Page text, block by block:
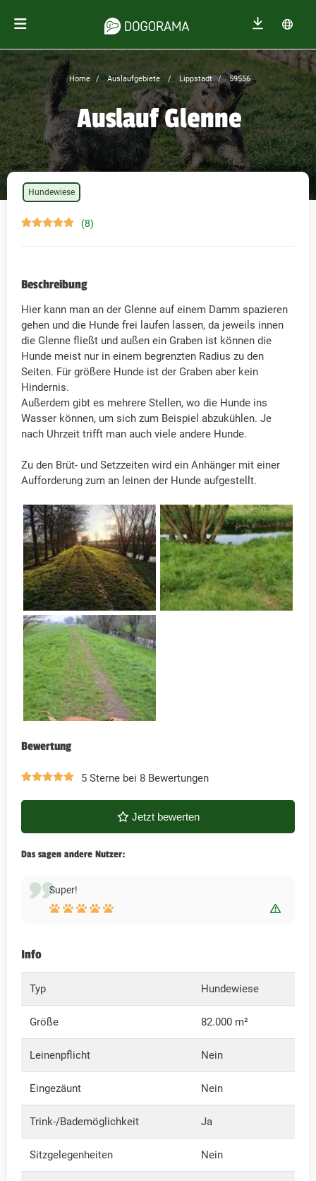
Home Auslaufgebiete Lippstadt 59556
Auslauf Glenne
(8)
Hundewiese
Beschreibung
Hier kann man an der Glenne auf einem Damm spazieren
gehen und die Hunde frei laufen lassen, da jeweils innen
die Glenne fließt und außen ein Graben ist können die
Hunde meist nur in einem begrenzten Radius zu den
Seiten. Für größere Hunde ist der Graben aber kein
Hindernis.
Außerdem gibt es mehrere Stellen, wo die Hunde ins
Wasser können, um sich zum Beispiel abzukühlen. Je
nach Uhrzeit trifft man auch viele andere Hunde.
Zu den Brüt- und Setzzeiten wird ein Anhänger mit einer
Aufforderung zum an leinen der Hunde aufgestellt.
Bewertung
5 Sterne bei 8 Bewertungen
Jetzt bewerten
Das sagen andere Nutzer:
Super!
Info
Typ Hundewiese
Größe 82.000 m²
Leinenpflicht Nein
Eingezäunt Nein
Trink-/Bademöglichkeit Ja
Sitzgelegenheiten Nein